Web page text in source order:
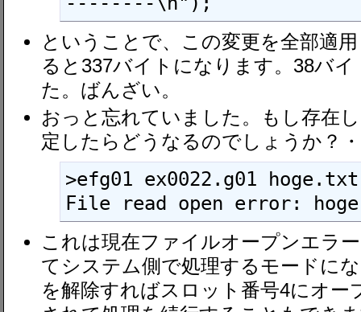
ということで、この変更を全部適
ると337バイトになります。38バ
た。ばんざい。
おっと忘れていました。もし存在
定したらどうなるのでしょうか？
>efg01 ex0022.g01 hoge.txt
File read open error:
これは現在ファイルオープンエラ
てシステム側で処理するモードに
を解除すればスロット番号4にオー